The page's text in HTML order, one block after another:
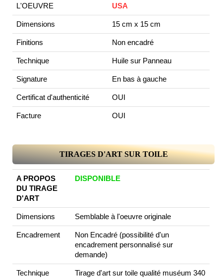
L'OEUVRE USA
Dimensions 15 cm x 15 cm
Finitions Non encadré
Technique Huile sur Panneau
Signature En bas à gauche
Certificat d'authenticité OUI
Facture OUI
TIRAGES D'ART SUR TOILE
A PROPOS
DU TIRAGE
D'ART
DISPONIBLE
Dimensions Semblable à l'oeuvre originale
Encadrement
Non Encadré (possibilité d'un
encadrement personnalisé sur
demande)
Technique
Tirage d'art sur toile qualité muséum 340